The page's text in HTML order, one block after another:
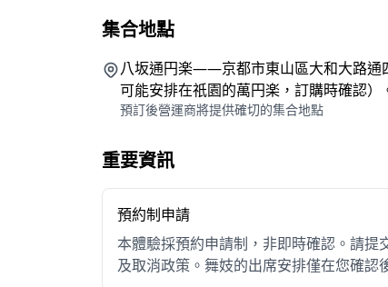
懷石料理與暢飲服務
晚宴為季節性日式懷石套餐，包含御番菜（
生麩與湯葉淋芡汁、天婦羅、白飯、湯品及
酒、燒酎（麥芽及地瓜）、月桂冠清酒（
費用（每人，含稅）
集合地點
八坂通円楽——京都市東山區大和大路通
可能安排在祇園的萬円楽，訂購時確認）
預訂後營運商將提供確切的集合地點
重要資訊
預約制申請
本體驗採預約申請制，非即時確認。請
及取消政策。舞妓的出席安排僅在您確